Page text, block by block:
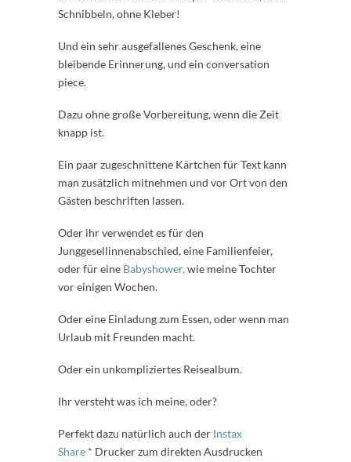
Schnibbeln, ohne Kleber!
Und ein sehr ausgefallenes Geschenk, eine
bleibende Erinnerung, und ein conversation
piece.
Dazu ohne große Vorbereitung, wenn die Zeit
knapp ist.
Ein paar zugeschnittene Kärtchen für Text kann
man zusätzlich mitnehmen und vor Ort von den
Gästen beschriften lassen.
Oder ihr verwendet es für den
Junggesellinnenabschied, eine Familienfeier,
oder für eine Babyshower,wie meine Tochter
vor einigen Wochen.
Oder eine Einladung zum Essen, oder wenn man
Urlaub mit Freunden macht.
Oder ein unkompliziertes Reisealbum.
Ihr versteht was ich meine, oder?
Perfekt dazu natürlich auch der Instax
Share * Drucker zum direkten Ausdrucken